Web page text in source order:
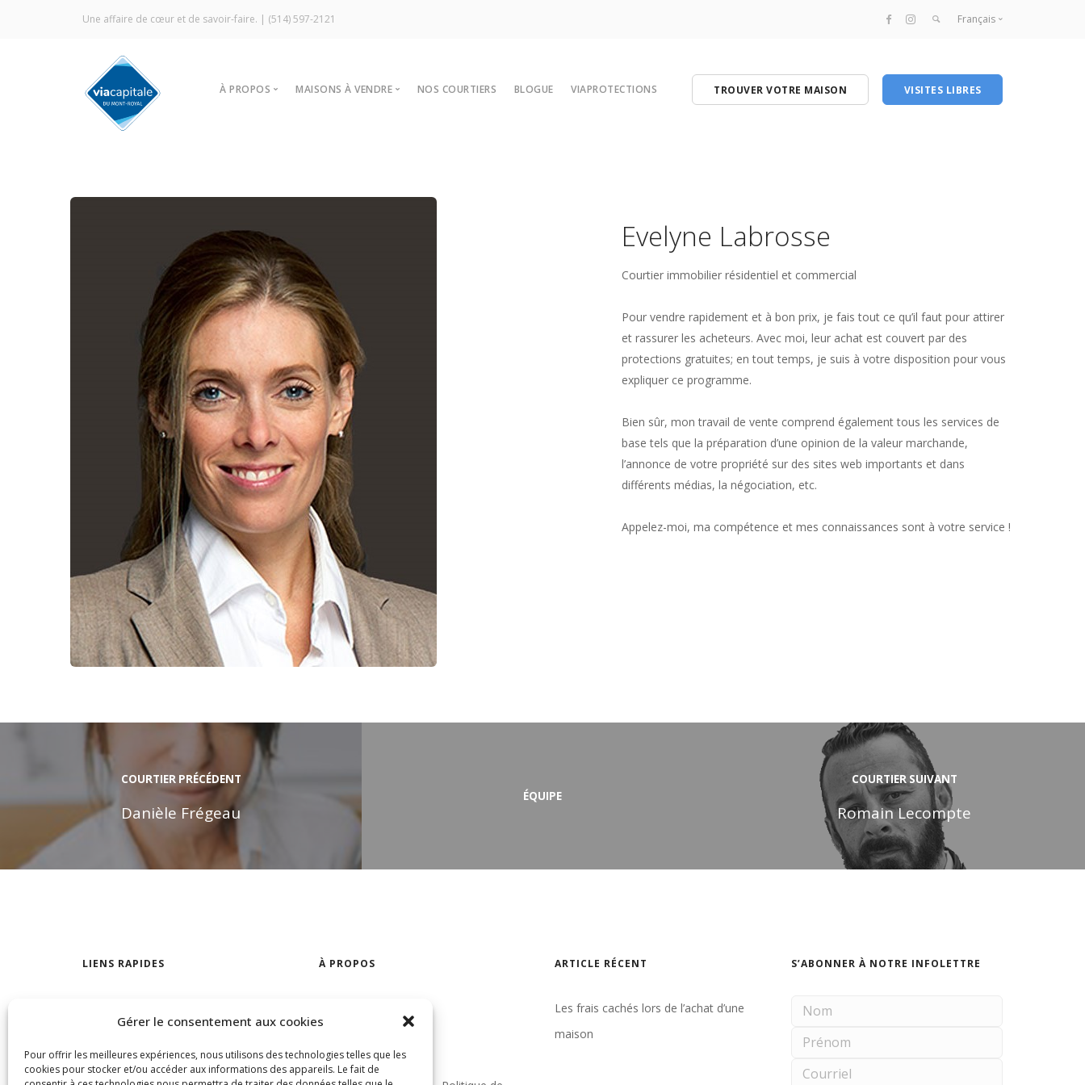
Gérer le consentement aux cookies
Pour offrir les meilleures expériences, nous utilisons des technologies telles que les
cookies pour stocker et/ou accéder aux informations des appareils. Le fait de
Une affaire de cœur et de savoir-faire. | (514) 597-2121 Français
English
À PROPOS
Commercial
Prestige MLS
Témoignages
MAISONS À VENDRE NOS COURTIERS BLOGUE VIAPROTECTIONS TROUVER VOTRE MAISON VISITES LIBRES
Evelyne Labrosse
Courtier immobilier résidentiel et commercial
Pour vendre rapidement et à bon prix, je fais tout ce qu’il faut pour attirer
et rassurer les acheteurs. Avec moi, leur achat est couvert par des
protections gratuites; en tout temps, je suis à votre disposition pour vous
expliquer ce programme.
Bien sûr, mon travail de vente comprend également tous les services de
base tels que la préparation d’une opinion de la valeur marchande,
l’annonce de votre propriété sur des sites web importants et dans
différents médias, la négociation, etc.
Appelez-moi, ma compétence et mes connaissances sont à votre service !
COURTIER PRÉCÉDENT
Danièle Frégeau
ÉQUIPE
COURTIER SUIVANT
Romain Lecompte
LIENS RAPIDES
À louer
À PROPOS
Nous joindre
ARTICLE RÉCENT
Les frais cachés lors de l’achat d’une
maison
S’ABONNER À NOTRE INFOLETTRE